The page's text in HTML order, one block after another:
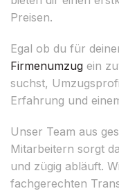
Preisen.
Egal ob du für
Firmenumzug ein
suchst,
Erfahrung und
Unser Team aus
Mitarbeitern sorgt
und zügig abläuft.
fachgerechten